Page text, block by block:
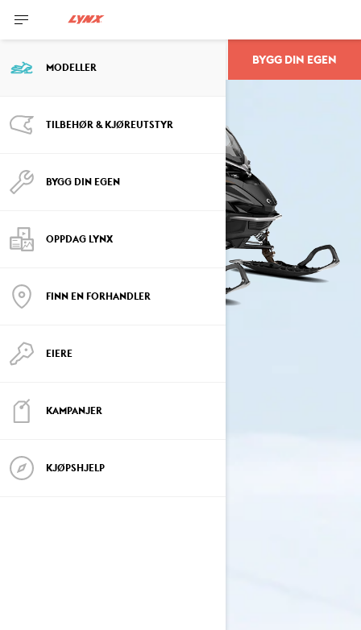
MODELLER
TILBEHØR & KJØREUTSTYR
BYGG DIN EGEN
OPPDAG LYNX
FINN EN FORHANDLER
EIERE
KAMPANJER
KJØPSHJELP
ADVENTURE BYGG DIN EGEN